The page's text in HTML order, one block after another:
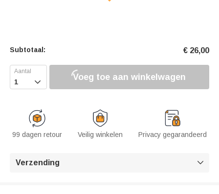
Subtotaal: € 26,00
 Voeg toe aan winkelwagen
99 dagen retour Veilig winkelen Privacy gegarandeerd
Verzending 